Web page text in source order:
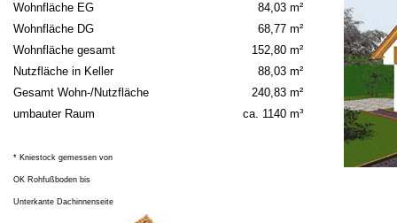
Wohnfläche EG
Wohnfläche DG
Wohnfläche gesamt
Nutzfläche in Keller
Gesamt Wohn-/Nutzfläche
umbauter Raum
* Kniestock gemessen von
OK Rohfußboden bis
Unterkante Dachinnenseite
84,03 m²
68,77 m²
152,80 m²
88,03 m²
240,83 m²
ca. 1140 m³